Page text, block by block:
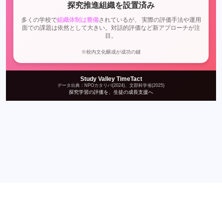
探究推進組織を設置済み
多くの学校で組織体制は整備されているが、 実際の評価手法や運用
面での課題は依然として大きい。対話的評価など新アプローチが注
目。
※校内文化醸成が成功の鍵
Study Valley TimeTact
データ出典：NPOカタリバ(2024)、文部科学省(2025)
探究学習の評価を、生徒の成長支援へ